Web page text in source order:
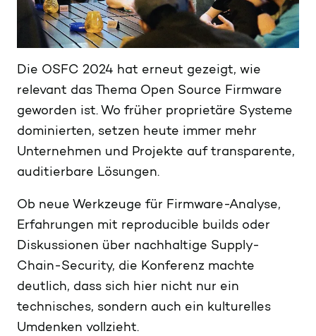
Die OSFC 2024 hat erneut gezeigt, wie
relevant das Thema Open Source Firmware
geworden ist. Wo früher proprietäre Systeme
dominierten, setzen heute immer mehr
Unternehmen und Projekte auf transparente,
auditierbare Lösungen.
Ob neue Werkzeuge für Firmware-Analyse,
Erfahrungen mit reproducible builds oder
Diskussionen über nachhaltige Supply-
Chain-Security, die Konferenz machte
deutlich, dass sich hier nicht nur ein
technisches, sondern auch ein kulturelles
Umdenken vollzieht.